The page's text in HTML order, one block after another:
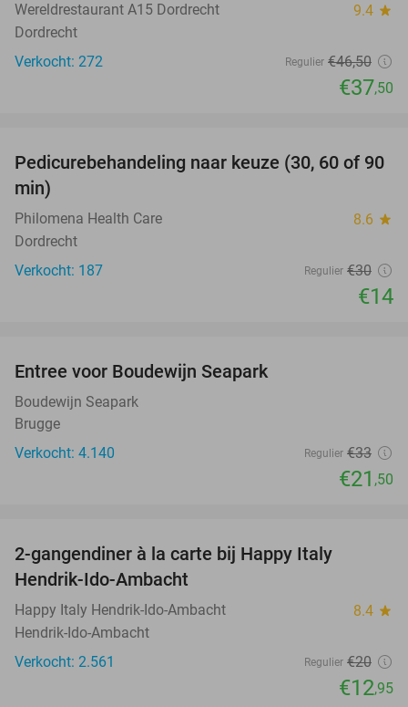
Wereldrestaurant A15 Dordrecht 9.4 star
Dordrecht
Verkocht: 272
Regulier €46,50
€37,50
53%
Pedicurebehandeling naar keuze (30, 60 of 90
min)
Philomena Health Care 8.6 star
Dordrecht
Verkocht: 187
Regulier €30
€14
Entree voor Boudewijn Seapark
Boudewijn Seapark
Brugge
Verkocht: 4.140
Regulier €33
€21 ,50
2-gangendiner à la carte bij Happy Italy
Hendrik-Ido-Ambacht
Happy Italy Hendrik-Ido-Ambacht 8.4 star
Hendrik-Ido-Ambacht
Verkocht: 2.561
Regulier €20
€12,95